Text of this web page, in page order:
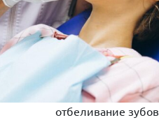
отбеливание зубов